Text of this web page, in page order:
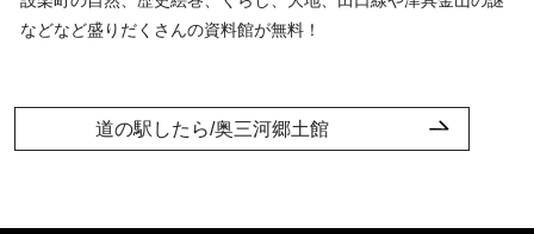
などなど盛りだくさんの資料館が無料！
道の駅したら/奥三河郷土館